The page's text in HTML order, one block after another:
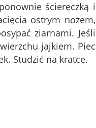
ściereczką i
ostrym nożem,
ziarnami. Jeśli
jajkiem. Piec
Studzić na kratce.